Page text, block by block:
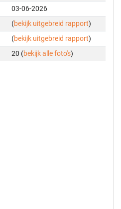
03-06-2026
(bekijk uitgebreid rapport)
(bekijk uitgebreid rapport)
20 (bekijk alle foto's)